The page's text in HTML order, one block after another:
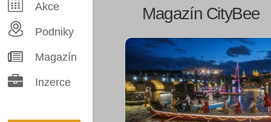
Akce
Podniky
Magazín
Inzerce
Magazín CityBee